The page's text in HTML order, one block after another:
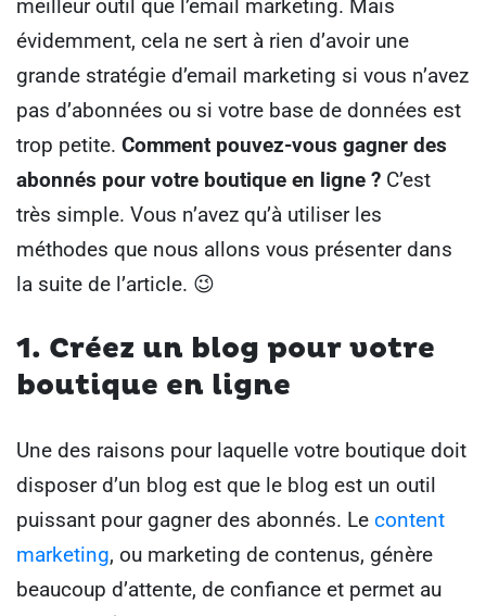
meilleur outil que l’email marketing. Mais
évidemment, cela ne sert à rien d’avoir une
grande stratégie d’email marketing si vous n’avez
pas d’abonnées ou si votre base de données est
trop petite. Comment pouvez-vous gagner des
abonnés pour votre boutique en ligne ? C’est
très simple. Vous n’avez qu’à utiliser les
méthodes que nous allons vous présenter dans
la suite de l’article. 😉
1. Créez un blog pour votre
boutique en ligne
Une des raisons pour laquelle votre boutique doit
disposer d’un blog est que le blog est un outil
puissant pour gagner des abonnés. Le content
marketing, ou marketing de contenus, génère
beaucoup d’attente, de confiance et permet au